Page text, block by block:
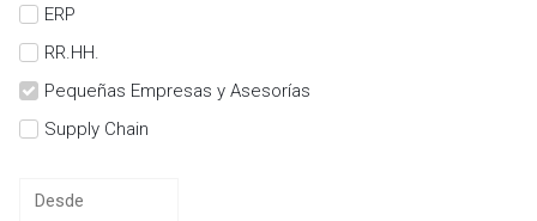
o
ERP
RR.HH.
Pequeñas Empresas y Asesorías
Supply Chain